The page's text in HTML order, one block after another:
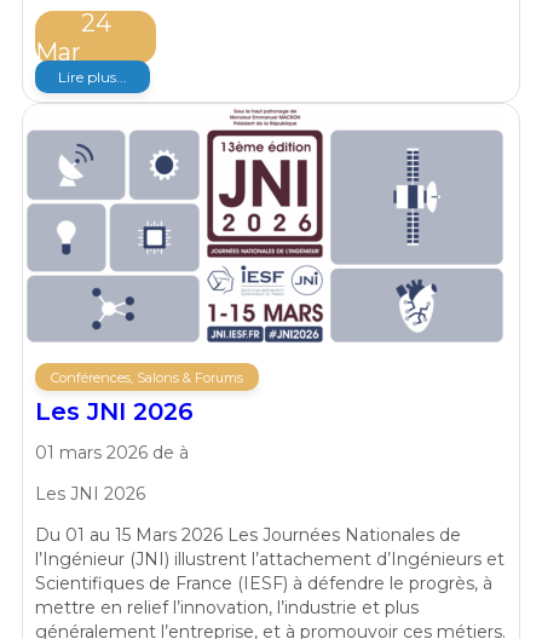
24
Mar
Lire plus...
Conférences, Salons & Forums
Les JNI 2026
01 mars 2026 de à
Les JNI 2026
Du 01 au 15 Mars 2026 Les Journées Nationales de
l’Ingénieur (JNI) illustrent l’attachement d’Ingénieurs et
Scientifiques de France (IESF) à défendre le progrès, à
mettre en relief l’innovation, l’industrie et plus
généralement l’entreprise, et à promouvoir ces métiers.